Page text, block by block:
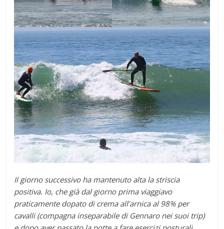
Il giorno successivo ha mantenuto alta la striscia
positiva. Io, che già dal giorno prima viaggiavo
praticamente dopato di crema all’arnica al 98% per
cavalli (compagna inseparabile di Gennaro nei suoi trip)